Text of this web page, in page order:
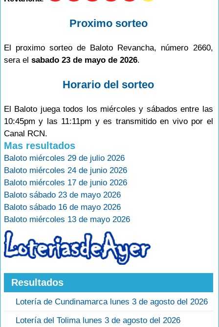
Proximo sorteo
El proximo sorteo de Baloto Revancha, número 2660,
sera el sabado 23 de mayo de 2026.
Horario del sorteo
El Baloto juega todos los miércoles y sábados entre las
10:45pm y las 11:11pm y es transmitido en vivo por el
Canal RCN.
Mas resultados
Baloto miércoles 29 de julio 2026
Baloto miércoles 24 de junio 2026
Baloto miércoles 17 de junio 2026
Baloto sábado 23 de mayo 2026
Baloto sábado 16 de mayo 2026
Baloto miércoles 13 de mayo 2026
Resultados
Lotería de Cundinamarca lunes 3 de agosto del 2026
Lotería del Tolima lunes 3 de agosto del 2026